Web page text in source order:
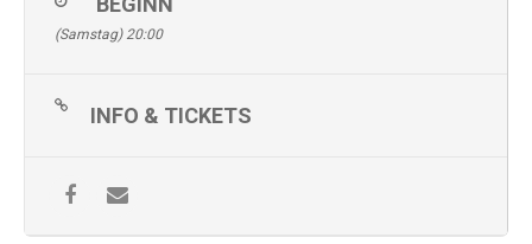
(Samstag) 20:00
INFO & TICKETS